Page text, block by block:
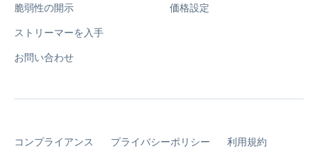
脆弱性の開示
ストリーマーを入手
お問い合わせ
価格設定
コンプライアンス プライバシーポリシー 利用規約